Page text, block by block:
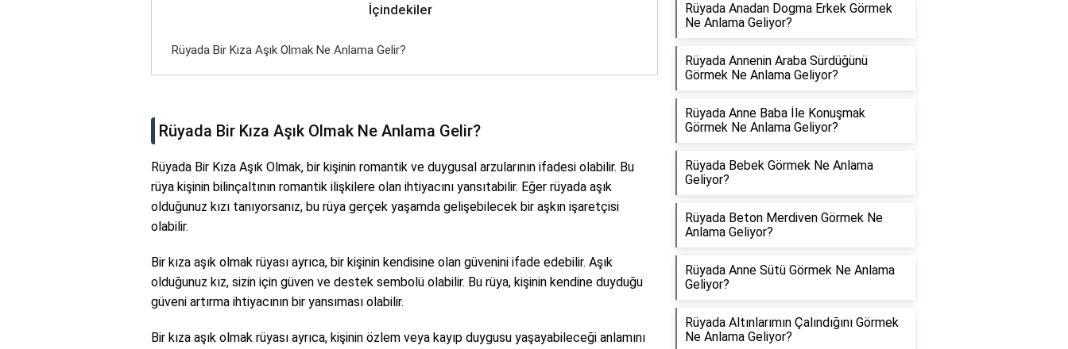
İçindekiler
Rüyada Bir Kıza Aşık Olmak Ne Anlama Gelir?
Rüyada Bir Kıza Aşık Olmak Ne Anlama Gelir?
Rüyada Bir Kıza Aşık Olmak, bir kişinin romantik ve duygusal arzularının ifadesi olabilir. Bu
rüya kişinin bilinçaltının romantik ilişkilere olan ihtiyacını yansıtabilir. Eğer rüyada aşık
olduğunuz kızı tanıyorsanız, bu rüya gerçek yaşamda gelişebilecek bir aşkın işaretçisi
olabilir.
Bir kıza aşık olmak rüyası ayrıca, bir kişinin kendisine olan güvenini ifade edebilir. Aşık
olduğunuz kız, sizin için güven ve destek sembolü olabilir. Bu rüya, kişinin kendine duyduğu
güveni artırma ihtiyacının bir yansıması olabilir.
Bir kıza aşık olmak rüyası ayrıca, kişinin özlem veya kayıp duygusu yaşayabileceği anlamını
Rüyada Anadan Dogma Erkek Görmek
Ne Anlama Geliyor?
Rüyada Annenin Araba Sürdüğünü
Görmek Ne Anlama Geliyor?
Rüyada Anne Baba İle Konuşmak
Görmek Ne Anlama Geliyor?
Rüyada Bebek Görmek Ne Anlama
Geliyor?
Rüyada Beton Merdiven Görmek Ne
Anlama Geliyor?
Rüyada Anne Sütü Görmek Ne Anlama
Geliyor?
Rüyada Altınlarımın Çalındığını Görmek
Ne Anlama Geliyor?